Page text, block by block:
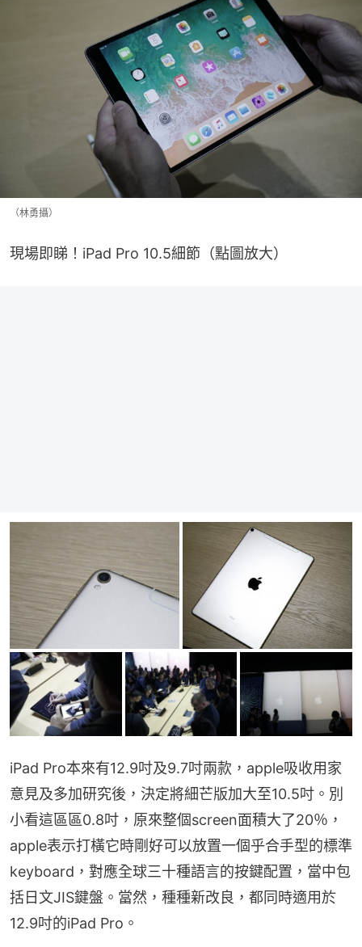
（林勇攝）
現場即睇！iPad Pro 10.5細節（點圖放大）
iPad Pro本來有12.9吋及9.7吋兩款，apple吸收用家
意見及多加研究後，決定將細芒版加大至10.5吋。別
小看這區區0.8吋，原來整個screen面積大了20％，
apple表示打橫它時剛好可以放置一個乎合手型的標準
keyboard，對應全球三十種語言的按鍵配置，當中包
括日文JIS鍵盤。當然，種種新改良，都同時適用於
12.9吋的iPad Pro。